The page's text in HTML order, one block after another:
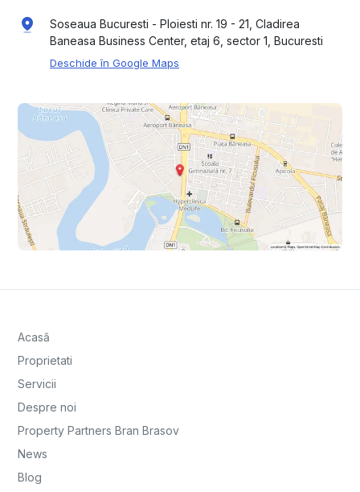
Soseaua Bucuresti - Ploiesti nr. 19 - 21, Cladirea
Baneasa Business Center, etaj 6, sector 1, Bucuresti
Deschide în Google Maps
Acasă
Proprietati
Servicii
Despre noi
Property Partners Bran Brasov
News
Blog